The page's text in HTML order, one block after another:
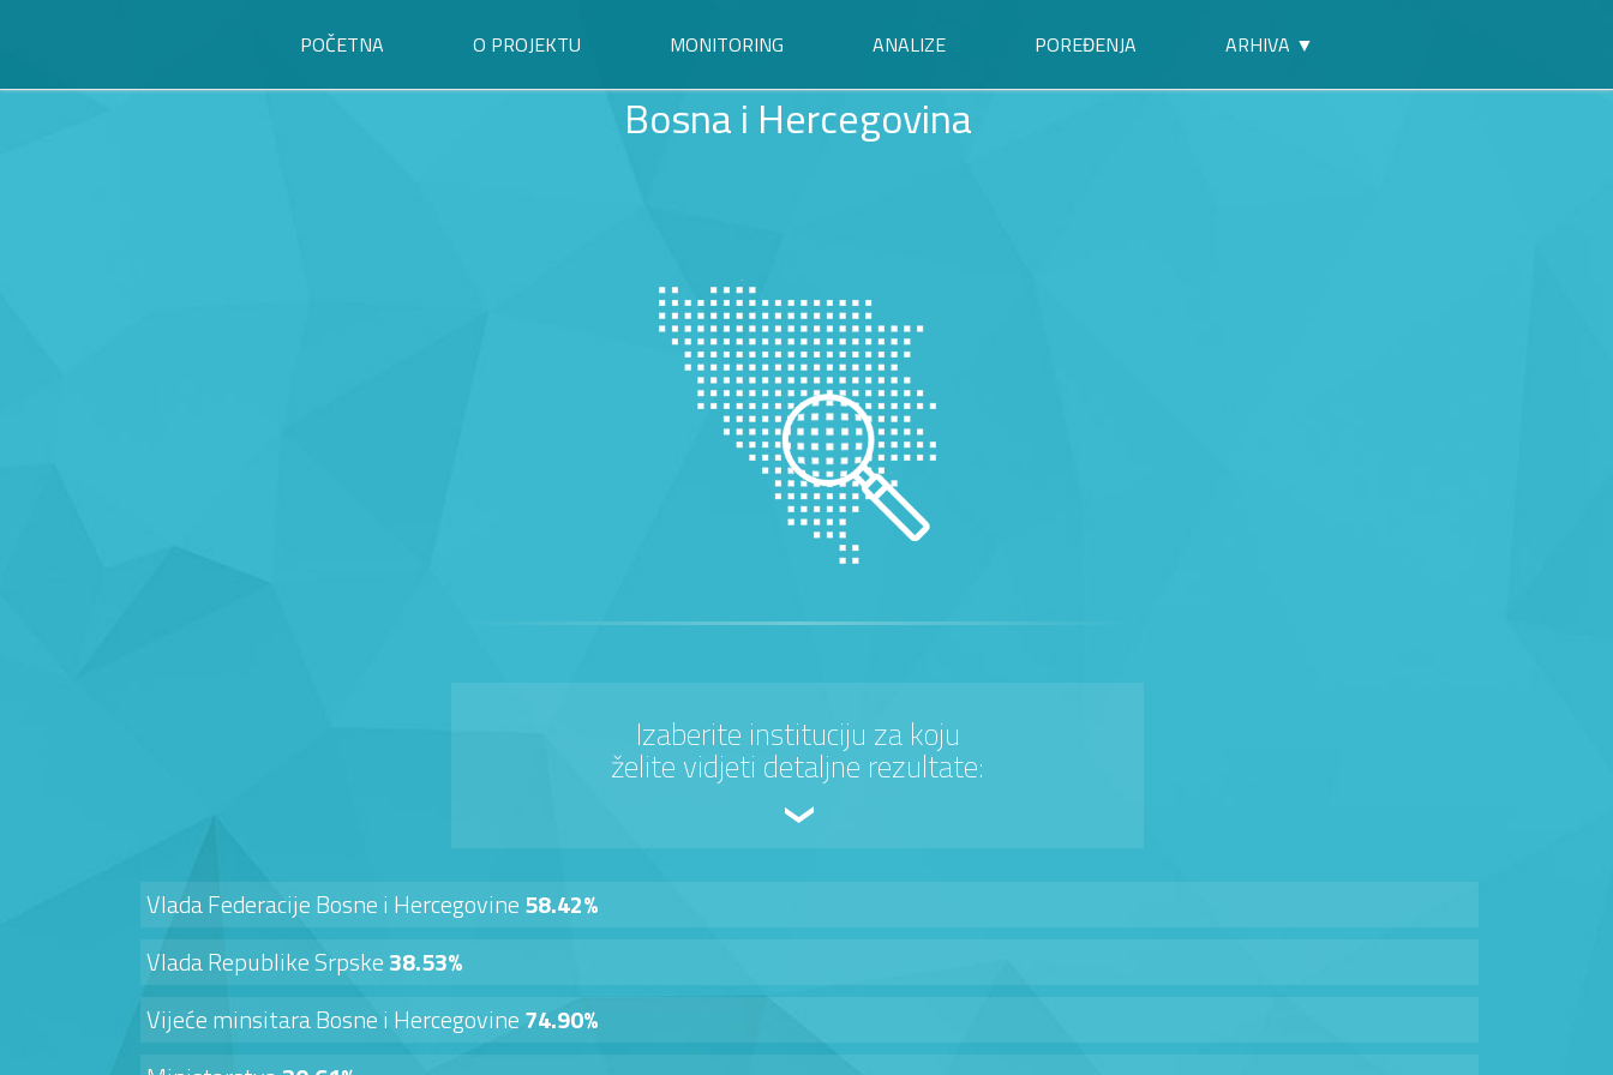
POČETNA O PROJEKTU MONITORING ANALIZE POREĐENJA ARHIVA ▼
Bosna i Hercegovina
Izaberite instituciju za koju
želite vidjeti detaljne rezultate:
Vlada Federacije Bosne i Hercegovine58.42%
Vlada Republike Srpske38.53%
Vijeće minsitara Bosne i Hercegovine74.90%